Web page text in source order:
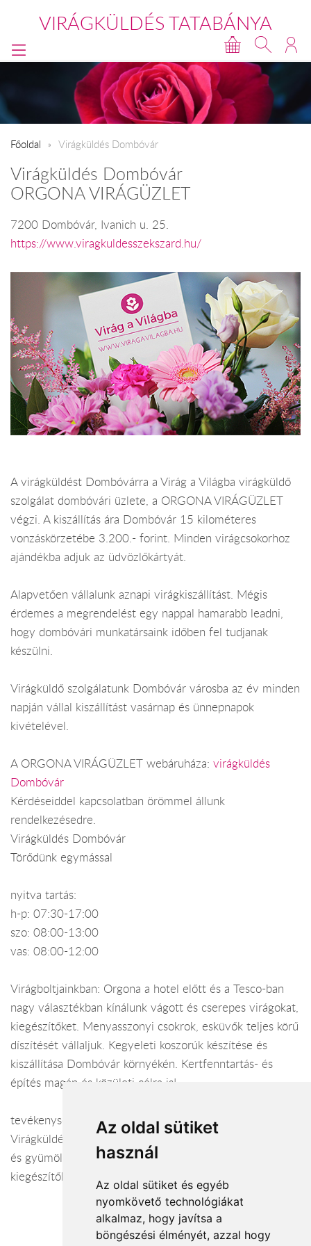
Az oldal sütiket
használ
Az oldal sütiket és egyéb
nyomkövető technológiákat
alkalmaz, hogy javítsa a
böngészési élményét, azzal hogy
VIRÁGKÜLDÉS TATABÁNYA
Főoldal Virágküldés Dombóvár
Virágküldés Dombóvár
ORGONA VIRÁGÜZLET
7200 Dombóvár, Ivanich u. 25.
https://www.viragkuldesszekszard.hu/
A virágküldést Dombóvárra a Virág a Világba virágküldő
szolgálat dombóvári üzlete, a ORGONA VIRÁGÜZLET
végzi. A kiszállítás ára Dombóvár 15 kilométeres
vonzáskörzetébe 3.200.- forint. Minden virágcsokorhoz
ajándékba adjuk az üdvözlőkártyát.
Alapvetően vállalunk aznapi virágkiszállítást. Mégis
érdemes a megrendelést egy nappal hamarabb leadni,
hogy dombóvári munkatársaink időben fel tudjanak
készülni.
Virágküldő szolgálatunk Dombóvár városba az év minden
napján vállal kiszállítást vasárnap és ünnepnapok
kivételével.
A ORGONA VIRÁGÜZLET webáruháza: virágküldés
Dombóvár
Kérdéseiddel kapcsolatban örömmel állunk
rendelkezésedre.
Virágküldés Dombóvár
Törődünk egymással
nyitva tartás:
h-p: 07:30-17:00
szo: 08:00-13:00
vas: 08:00-12:00
Virágboltjainkban: Orgona a hotel előtt és a Tesco-ban
nagy választékban kínálunk vágott és cserepes virágokat,
kiegészítőket. Menyasszonyi csokrok, esküvők teljes körű
díszítését vállaljuk. Kegyeleti koszorúk készítése és
kiszállítása Dombóvár környékén. Kertfenntartás- és
építés magán és közületi célra is!
tevékenység:
Virágküldés Dombóvár. Vágott- és cserepes virágok, dísz-
és gyümölcsfák, cserjék, Florasca virágföldek,
kiegészítők. Menyasszonyi csokrok, esküvői dekorációk
Elfogadott fizetési módok